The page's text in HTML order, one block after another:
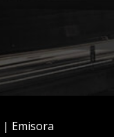
| Emisora